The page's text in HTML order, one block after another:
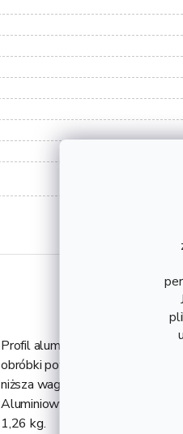
Profil aluminiowy 40x40x3 to
obróbki powierzchniowej. Te
niższa waga w porównaniu do
Aluminiowy profil o grubości 3
1,26 kg.